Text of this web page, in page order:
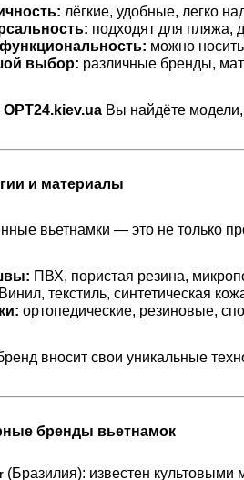
лёгкие, удобные, легко
подходят для пляжа,
можно
выбор: различные бренды,
OPT24.kiev.ua Вы найдёте модели,
и материалы
вьетнамки — это не только
ПВХ, пористая резина,
Винил, текстиль, синтетическая
ортопедические, резиновые,
вносит свои уникальные
бренды вьетнамок
(Бразилия): известен культовыми